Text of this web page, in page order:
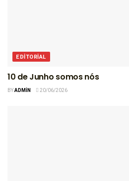
EDITORIAL
10 de Junho somos nós
BYADMIN 20/06/2026